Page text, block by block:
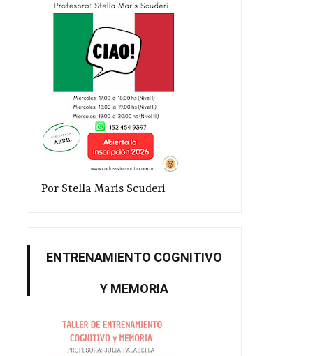
Por Stella Maris Scuderi
ENTRENAMIENTO COGNITIVO
Y MEMORIA